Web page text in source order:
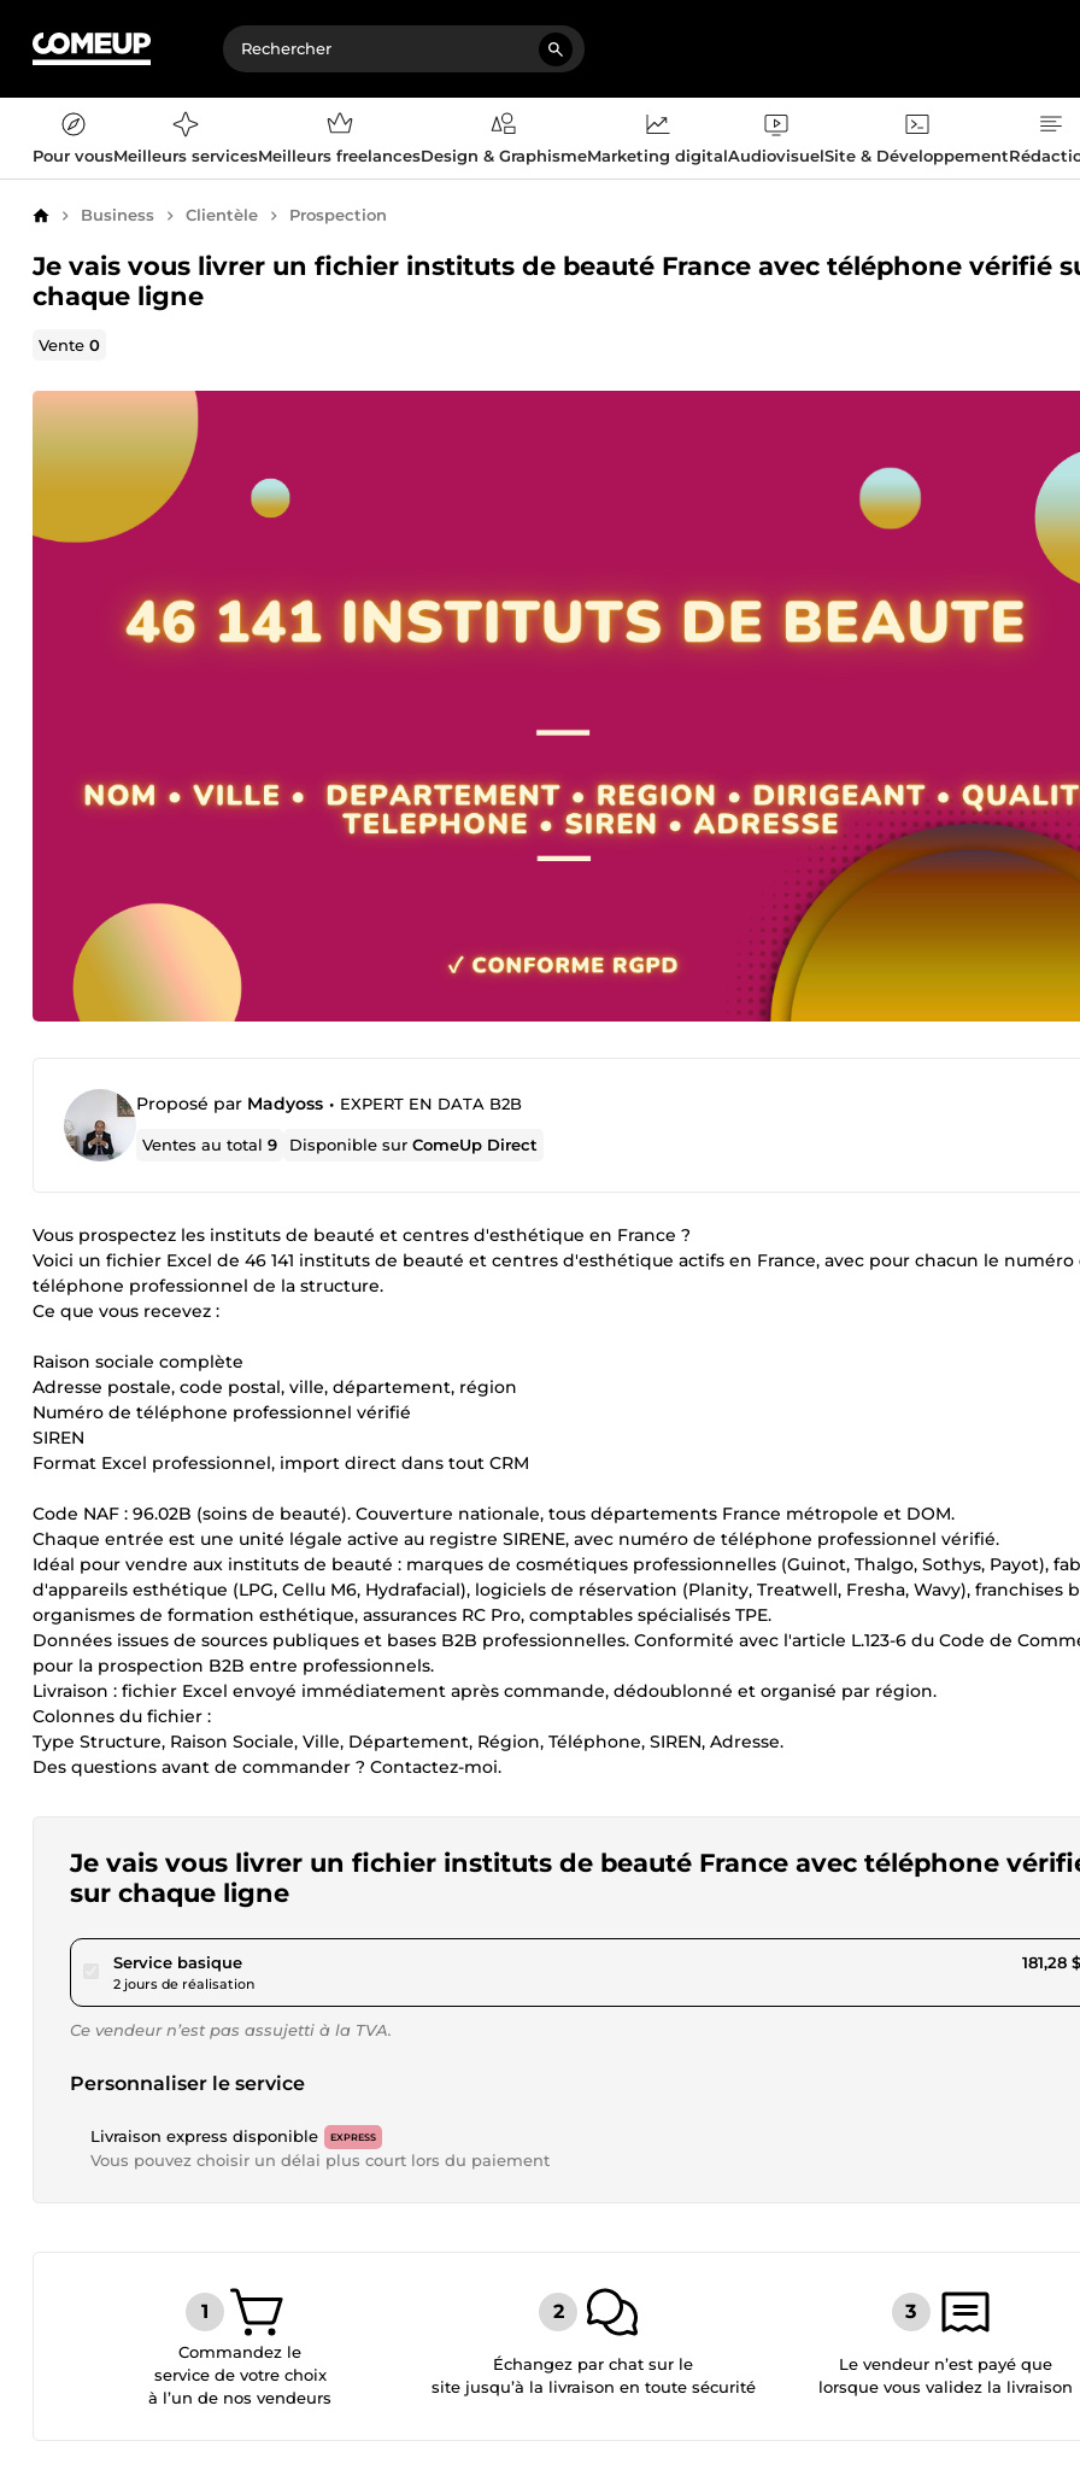
Pour vousMeilleurs servicesMeilleurs freelancesDesign & GraphismeMarketing digitalAudiovisuelSite & Développement
AccueilBusiness Clientèle Prospection
Je vais vous livrer un fichier instituts de beauté France avec téléphone vérifié
chaque ligne
Vente0
Proposé par Madyoss • EXPERT EN DATA B2B
Ventes au total9 Disponible surComeUp Direct
Vous prospectez les instituts de beauté et centres d'esthétique en France ?
Voici un fichier Excel de 46 141 instituts de beauté et centres d'esthétique actifs en France, avec pour chacun le numéro
téléphone professionnel de la structure.
Ce que vous recevez :
Raison sociale complète
Adresse postale, code postal, ville, département, région
Numéro de téléphone professionnel vérifié
SIREN
Format Excel professionnel, import direct dans tout CRM
Code NAF : 96.02B (soins de beauté). Couverture nationale, tous départements France métropole et DOM.
Chaque entrée est une unité légale active au registre SIRENE, avec numéro de téléphone professionnel vérifié.
Idéal pour vendre aux instituts de beauté : marques de cosmétiques professionnelles (Guinot, Thalgo, Sothys, Payot),
d'appareils esthétique (LPG, Cellu M6, Hydrafacial), logiciels de réservation (Planity, Treatwell, Fresha, Wavy), franchises
organismes de formation esthétique, assurances RC Pro, comptables spécialisés TPE.
Données issues de sources publiques et bases B2B professionnelles. Conformité avec l'article L.123-6 du Code de
pour la prospection B2B entre professionnels.
Livraison : fichier Excel envoyé immédiatement après commande, dédoublonné et organisé par région.
Colonnes du fichier :
Type Structure, Raison Sociale, Ville, Département, Région, Téléphone, SIREN, Adresse.
Des questions avant de commander ? Contactez-moi.
Je vais vous livrer un fichier instituts de beauté France avec téléphone
sur chaque ligne
Service basiquepour 167,08 $US
2 jours de réalisation
181,28
Ce vendeur n’est pas assujetti à la TVA.
Personnaliser le service
Livraison express disponible EXPRESS
Vous pouvez choisir un délai plus court lors du paiement
Commandez le
service de votre choix
à l’un de nos vendeurs
Échangez par chat sur le
site jusqu’à la livraison en toute sécurité
Le vendeur n’est payé que
lorsque vous validez la livraison